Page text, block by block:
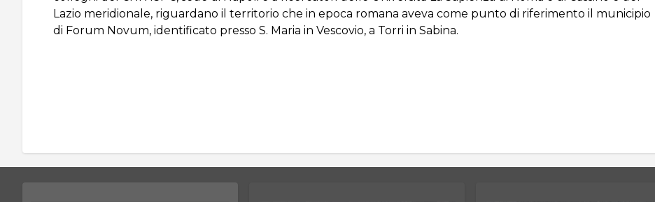
Lazio meridionale, riguardano il territorio che in epoca romana aveva come punto di riferimento il municipio
di Forum Novum, identificato presso S. Maria in Vescovio, a Torri in Sabina.